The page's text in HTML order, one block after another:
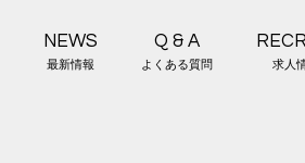
NEWS
最新情報
Q & A
よくある質問 求人